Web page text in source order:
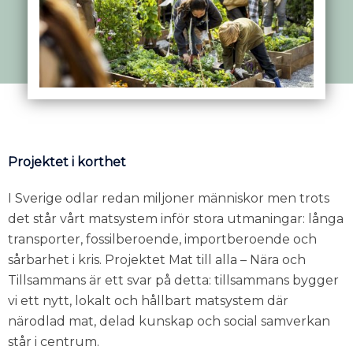
Projektet i korthet
I Sverige odlar redan miljoner människor men trots
det står vårt matsystem inför stora utmaningar: långa
transporter, fossilberoende, importberoende och
sårbarhet i kris. Projektet Mat till alla – Nära och
Tillsammans är ett svar på detta: tillsammans bygger
vi ett nytt, lokalt och hållbart matsystem där
närodlad mat, delad kunskap och social samverkan
står i centrum.